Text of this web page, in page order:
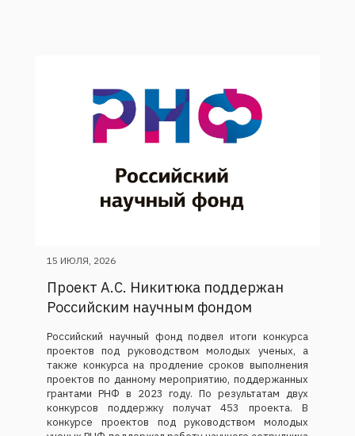
15 ИЮЛЯ, 2026
Проект А.С. Никитюка поддержан
Российским научным фондом
Российский научный фонд подвел итоги конкурса
проектов под руководством молодых ученых, а
также конкурса на продление сроков выполнения
проектов по данному мероприятию, поддержанных
грантами РНФ в 2023 году. По результатам двух
конкурсов поддержку получат 453 проекта. В
конкурсе проектов под руководством молодых